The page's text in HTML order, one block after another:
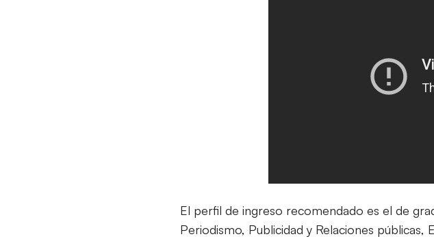
El perfil de ingreso recomendado es el de
Periodismo, Publicidad y Relaciones